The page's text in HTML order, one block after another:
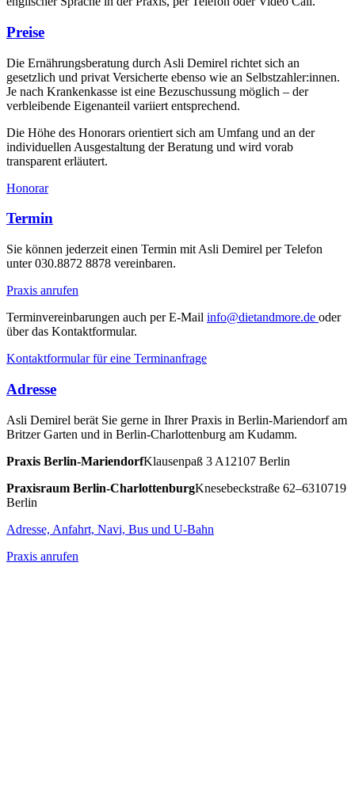
Preise
Die Ernährungsberatung durch Asli Demirel richtet sich an
gesetzlich und privat Versicherte ebenso wie an Selbstzahler:innen.
Je nach Krankenkasse ist eine Bezuschussung möglich – der
verbleibende Eigenanteil variiert entsprechend.
Die Höhe des Honorars orientiert sich am Umfang und an der
individuellen Ausgestaltung der Beratung und wird vorab
transparent erläutert.
Honorar
Termin
Sie können jederzeit einen Termin mit Asli Demirel per Telefon
unter 030.8872 8878 vereinbaren.
Praxis anrufen
Terminvereinbarungen auch per E-Mail info@dietandmore.de oder
über das Kontaktformular.
Kontaktformular für eine Terminanfrage
Adresse
Asli Demirel berät Sie gerne in Ihrer Praxis in Berlin-Mariendorf am
Britzer Garten und in Berlin-Charlottenburg am Kudamm.
Praxis Berlin-MariendorfKlausenpaß 3 A12107 Berlin
Praxisraum ­ Berlin-CharlottenburgKnesebeckstraße 62–6310719
Berlin
Adresse, Anfahrt, Navi, Bus und U-Bahn
Praxis anrufen